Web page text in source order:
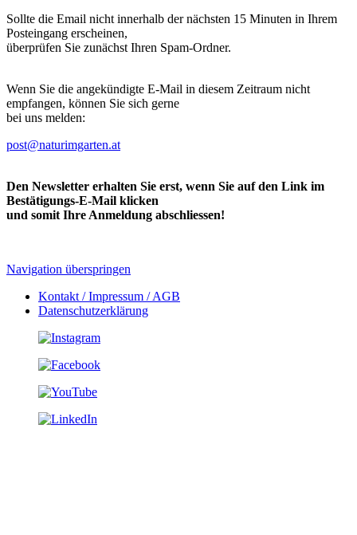
Sollte die Email nicht innerhalb der nächsten 15 Minuten in Ihrem
Posteingang erscheinen,
überprüfen Sie zunächst Ihren Spam-Ordner.
Wenn Sie die angekündigte E-Mail in diesem Zeitraum nicht
empfangen, können Sie sich gerne
bei uns melden:
post@naturimgarten.at
Den Newsletter erhalten Sie erst, wenn Sie auf den Link im
Bestätigungs-E-Mail klicken
und somit Ihre Anmeldung abschliessen!
Navigation überspringen
Kontakt / Impressum / AGB
Datenschutzerklärung